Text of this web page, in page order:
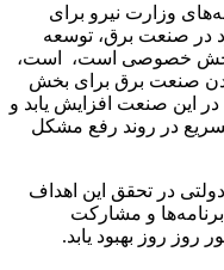
وزارت نیرو برای
در صنعت برق، توسعه
خصوصی است، است،
صنعت برق برای بخش
این صنعت افزایش یابد و
در روند رفع مشکل
در تحقق این اهداف
و مشارکت
روز بهبود یابد.